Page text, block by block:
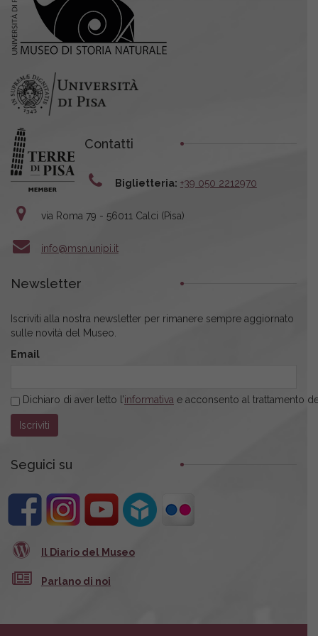
Contatti
Biglietteria: +39 050 2212970
via Roma 79 - 56011 Calci (Pisa)
info@msn.unipi.it
Newsletter
Iscriviti alla nostra newsletter per rimanere sempre aggiornato
sulle novità del Museo.
Email
Dichiaro di aver letto l’informativa e acconsento al trattamento
Seguici su
Il Diario del Museo
Parlano di noi